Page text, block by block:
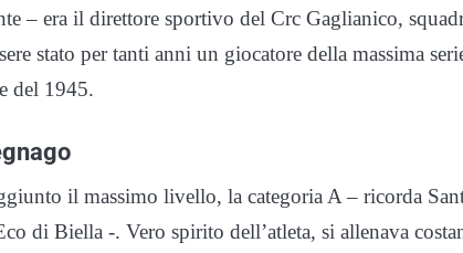
– era il direttore sportivo del Crc Gaglianico,
stato per tanti anni un giocatore della massima
del 1945.
il massimo livello, la categoria A – ricorda
di Biella -. Vero spirito dell’atleta, si allenava